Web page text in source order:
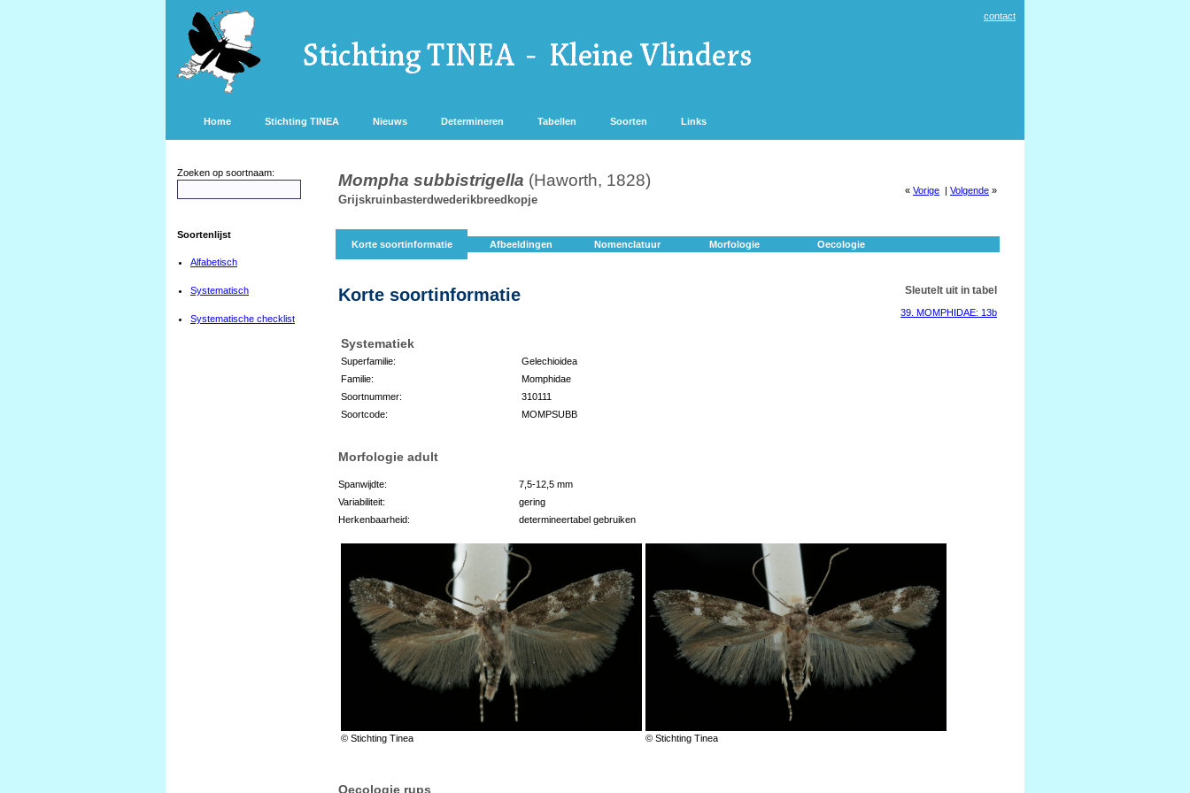
contact
Home Stichting TINEA Nieuws Determineren Tabellen Soorten Links
Zoeken op soortnaam:
Soortenlijst
Alfabetisch
Systematisch
Systematische checklist
Mompha subbistrigella (Haworth, 1828)
Grijskruinbasterdwederikbreedkopje
« Vorige | Volgende »
Korte soortinformatie Afbeeldingen Nomenclatuur Morfologie Oecologie
Korte soortinformatie
Systematiek
Superfamilie:
Gelechioidea
Familie:
Momphidae
Soortnummer:
310111
Soortcode:
MOMPSUBB
Sleutelt uit in tabel
39. MOMPHIDAE: 13b
Morfologie adult
Spanwijdte:
7,5-12,5 mm
Variabiliteit:
gering
Herkenbaarheid:
determineertabel gebruiken
© Stichting Tinea © Stichting Tinea
Oecologie rups